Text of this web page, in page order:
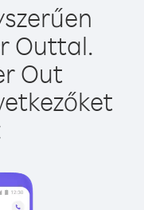
Outtal.
Out